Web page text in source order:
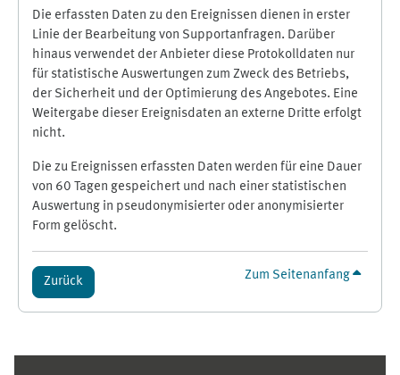
Die erfassten Daten zu den Ereignissen dienen in erster
Linie der Bearbeitung von Supportanfragen. Darüber
hinaus verwendet der Anbieter diese Protokolldaten nur
für statistische Auswertungen zum Zweck des Betriebs,
der Sicherheit und der Optimierung des Angebotes. Eine
Weitergabe dieser Ereignisdaten an externe Dritte erfolgt
nicht.
Die zu Ereignissen erfassten Daten werden für eine Dauer
von 60 Tagen gespeichert und nach einer statistischen
Auswertung in pseudonymisierter oder anonymisierter
Form gelöscht.
Zurück Zum Seitenanfang